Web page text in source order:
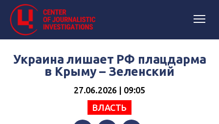
Украина лишает РФ плацдарма
в Крыму – Зеленский
27.06.2026 | 09:05
ВЛАСТЬ